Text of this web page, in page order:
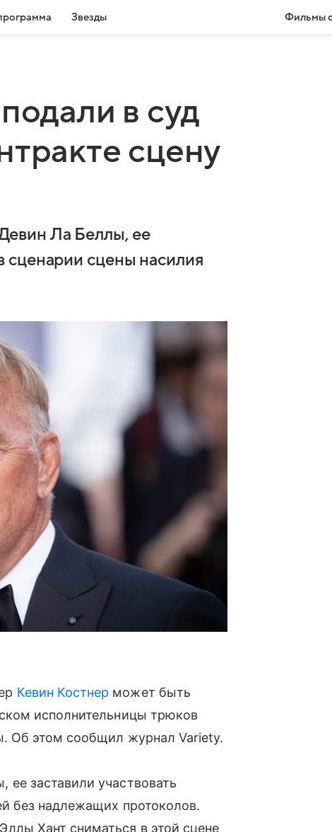
Звезды Фильмы
в суд
сцену
Ла Беллы, ее
сценарии сцены насилия
Кевин Костнер может быть
исполнительницы трюков
Об этом сообщил журнал Variety.
заставили участвовать
без надлежащих протоколов.
Хант сниматься в этой сцене